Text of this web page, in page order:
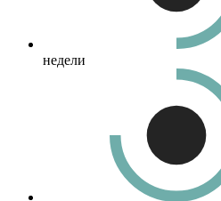
недели